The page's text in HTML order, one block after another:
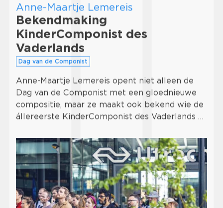
Anne-Maartje Lemereis
Bekendmaking
KinderComponist des
Vaderlands
Dag van de Componist
Anne-Maartje Lemereis opent niet alleen de
Dag van de Componist met een gloednieuwe
compositie, maar ze maakt ook bekend wie de
állereerste KinderComponist des Vaderlands …